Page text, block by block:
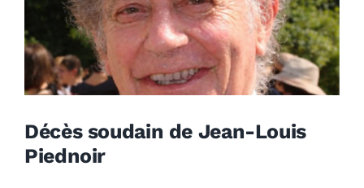
Décès soudain de Jean-Louis
Piednoir